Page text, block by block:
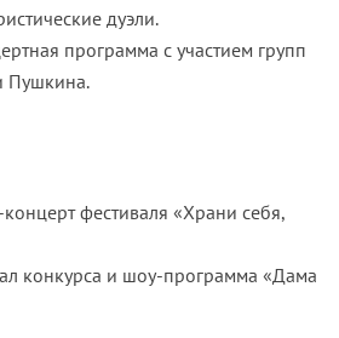
дуэли.
программа с участием групп
Пушкина.
фестиваля «Храни себя,
конкурса и шоу-программа «Дама